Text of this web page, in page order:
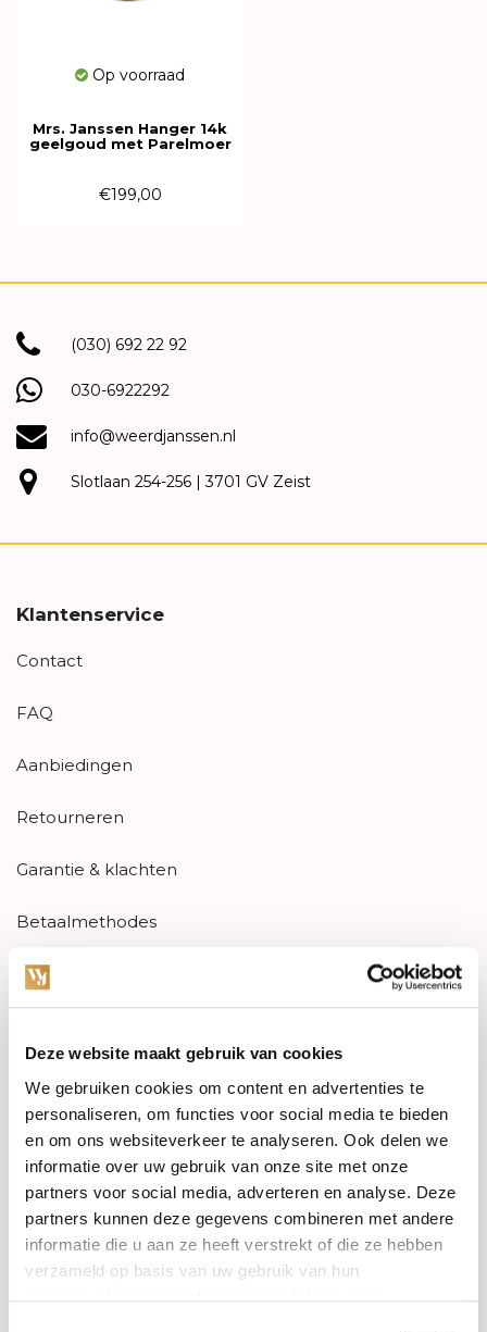
Deze website maakt gebruik van cookies
We gebruiken cookies om content en advertenties te
personaliseren, om functies voor social media te bieden
en om ons websiteverkeer te analyseren. Ook delen we
informatie over uw gebruik van onze site met onze
partners voor social media, adverteren en analyse. Deze
partners kunnen deze gegevens combineren met andere
informatie die u aan ze heeft verstrekt of die ze hebben
verzameld op basis van uw gebruik van hun
Op voorraad
Mrs. Janssen Hanger 14k
geelgoud met Parelmoer
€199,00
(030) 692 22 92
030-6922292
info@weerdjanssen.nl
Slotlaan 254-256 | 3701 GV Zeist
Klantenservice
Contact
FAQ
Aanbiedingen
Retourneren
Garantie & klachten
Betaalmethodes
Sitemap
Categorieën
Horloges
Juwelen
Trouwringen
PRE-OWNED